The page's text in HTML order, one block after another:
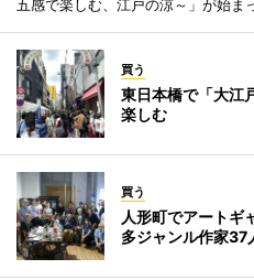
五感で楽しむ、江戸の涼～」が始ま
買う
東日本橋で「大江
楽しむ
買う
人形町でアート
多ジャンル作家37